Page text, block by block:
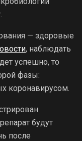
— здоровые
, наблюдать
успешно, то
фазы:
коронавирусом.
будут
после